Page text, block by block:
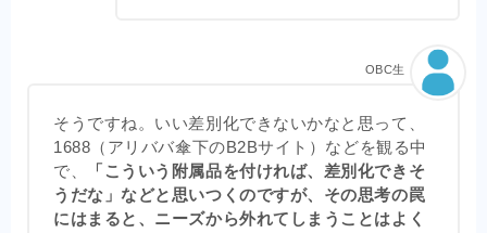
そうですね。いい差別化できないかなと思って、
1688（アリババ傘下のB2Bサイト）などを観る中
で、
「こういう附属品を付ければ、差別化できそ
うだな」などと思いつくのですが、その思考の罠
にはまると、ニーズから外れてしまうことはよく
OBC生